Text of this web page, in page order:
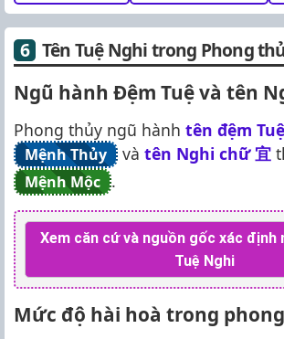
Tên Tuệ Nghi trong Phong
Ngũ hành Đệm Tuệ và tên
Phong thủy ngũ hành tên đệm
Mệnh Thủy và tên Nghi chữ 宜
Mệnh Mộc .
Xem căn cứ và nguồn gốc xác định
Tuệ Nghi
Mức độ hài hoà trong